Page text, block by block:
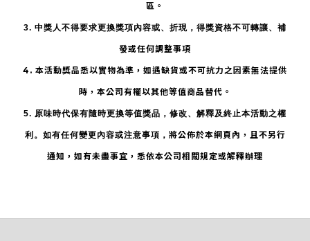
區。
3. 中獎人不得要求更換獎項內容或、折現，得獎資格不可轉讓、補
發或任何調整事項
4. 本活動獎品悉以實物為準，如遇缺貨或不可抗力之因素無法提供
時，本公司有權以其他等值商品替代。
5. 原味時代保有隨時更換等值獎品，修改、解釋及終止本活動之權
利。如有任何變更內容或注意事項， 將公佈於本網頁內，且不另行
通知，如有未盡事宜，悉依本公司相關規定或解釋辦理